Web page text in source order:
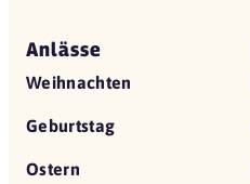
Anlässe
Weihnachten
Geburtstag
Ostern